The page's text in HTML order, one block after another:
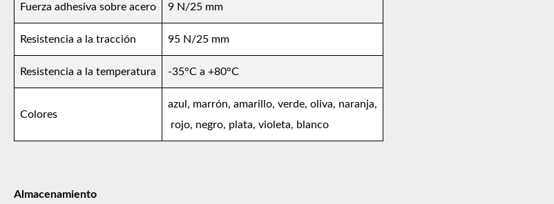
Fuerza adhesiva sobre acero 9 N/25 mm
Resistencia a la tracción 95 N/25 mm
Resistencia a la temperatura -35°C a +80°C
Colores
azul, marrón, amarillo, verde, oliva, naranja,
rojo, negro, plata, violeta, blanco
Almacenamiento